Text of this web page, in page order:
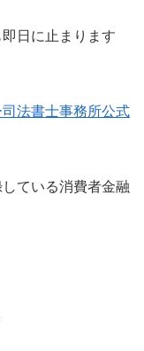
日に止まります
法書士事務所公式
ている消費者金融